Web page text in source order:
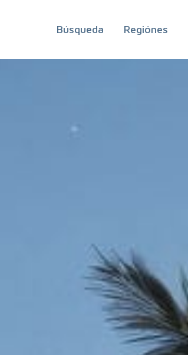
Búsqueda Regiónes